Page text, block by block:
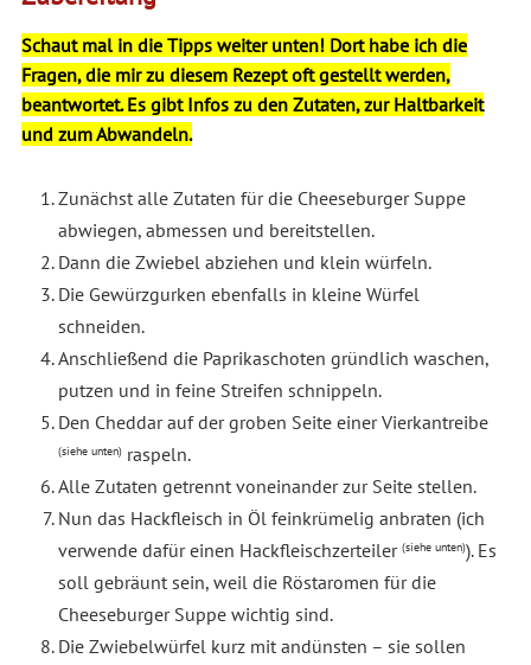
Schaut mal in die Tipps weiter unten! Dort habe ich die
Fragen, die mir zu diesem Rezept oft gestellt werden,
beantwortet. Es gibt Infos zu den Zutaten, zur Haltbarkeit
und zum Abwandeln.
Zunächst alle Zutaten für die Cheeseburger Suppe
abwiegen, abmessen und bereitstellen.
Dann die Zwiebel abziehen und klein würfeln.
Die Gewürzgurken ebenfalls in kleine Würfel
schneiden.
Anschließend die Paprikaschoten gründlich waschen,
putzen und in feine Streifen schnippeln.
Den Cheddar auf der groben Seite einer Vierkantreibe
(siehe unten)raspeln.
Alle Zutaten getrennt voneinander zur Seite stellen.
Nun das Hackfleisch in Öl feinkrümelig anbraten (ich
verwende dafür einen Hackfleischzerteiler (siehe unten)). Es
soll gebräunt sein, weil die Röstaromen für die
Cheeseburger Suppe wichtig sind.
Die Zwiebelwürfel kurz mit andünsten – sie sollen